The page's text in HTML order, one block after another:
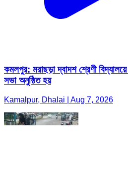
কমলপুর: মরাছড়া দ্বাদশ শ্রেণী
সভা অনুষ্ঠিত হয়
Kamalpur, Dhalai | Aug 7, 2026